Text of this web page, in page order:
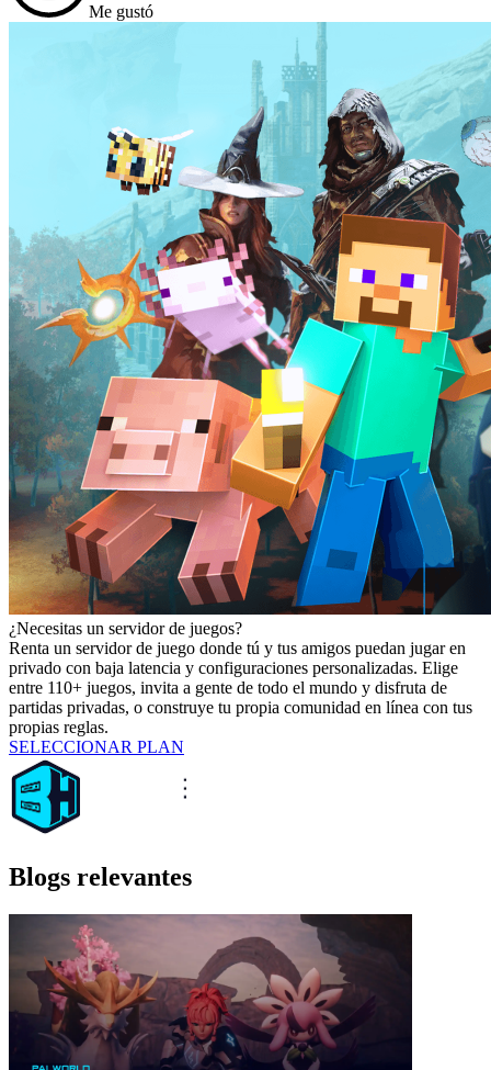
Me gustó
¿Necesitas un servidor de juegos?
Renta un servidor de juego donde tú y tus amigos puedan jugar en
privado con baja latencia y configuraciones personalizadas. Elige
entre 110+ juegos, invita a gente de todo el mundo y disfruta de
partidas privadas, o construye tu propia comunidad en línea con tus
propias reglas.
SELECCIONAR PLAN
Blogs relevantes